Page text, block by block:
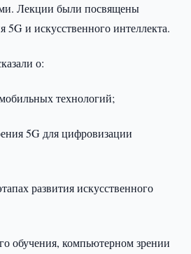
Лекции были посвящены
5G и искусственного интеллекта.
о:
технологий;
5G для цифровизации
развития искусственного
обучения, компьютерном зрении